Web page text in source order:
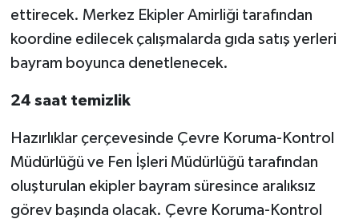
ettirecek. Merkez Ekipler Amirliği tarafından
koordine edilecek çalışmalarda gıda satış yerleri
bayram boyunca denetlenecek.
24 saat temizlik
Hazırlıklar çerçevesinde Çevre Koruma-Kontrol
Müdürlüğü ve Fen İşleri Müdürlüğü tarafından
oluşturulan ekipler bayram süresince aralıksız
görev başında olacak. Çevre Koruma-Kontrol